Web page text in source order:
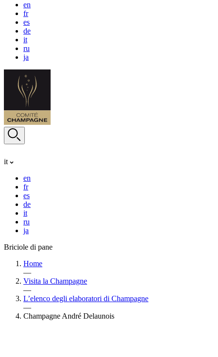
en
fr
es
de
it
ru
ja
it
en
fr
es
de
it
ru
ja
Briciole di pane
Home
—
Visita la Champagne
—
L’elenco degli elaboratori di Champagne
—
Champagne André Delaunois